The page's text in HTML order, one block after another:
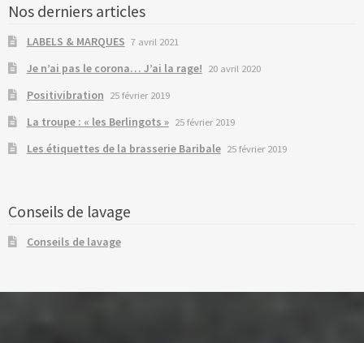
Nos derniers articles
LABELS & MARQUES 7 avril 2021
Je n’ai pas le corona… J’ai la rage! 20 avril 2020
Positivibration 25 février 2019
La troupe : « les Berlingots » 25 février 2019
Les étiquettes de la brasserie Baribale 25 février 2019
Conseils de lavage
Conseils de lavage